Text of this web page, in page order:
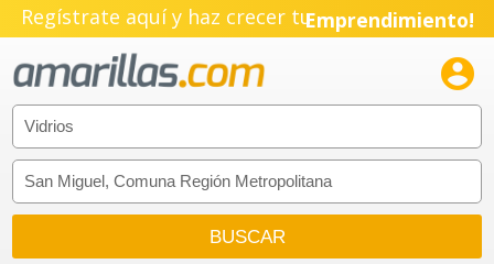
Regístrate aquí y haz crecer tuEmprendimiento!
